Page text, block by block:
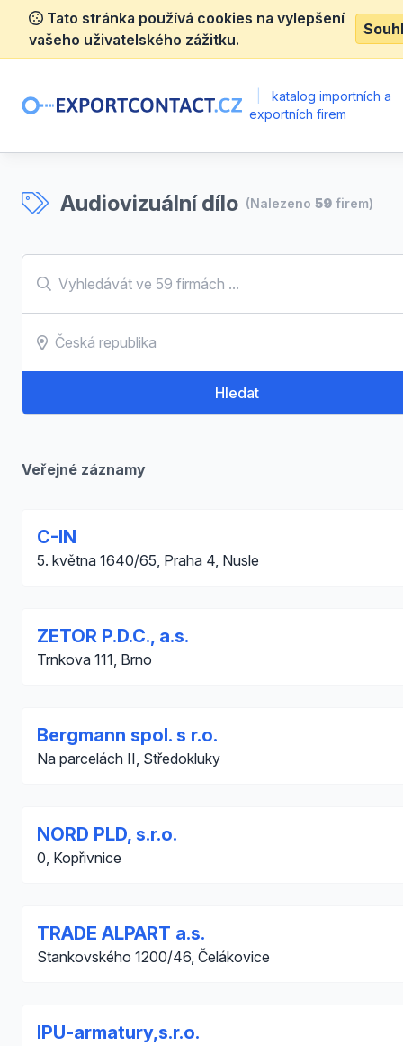
Tato stránka používá cookies na vylepšení
vašeho uživatelského zážitku.
katalog importních a
exportních firem
Audiovizuální dílo (Nalezeno 59 firem)
Hledat
Veřejné záznamy
C-IN
5. května 1640/65, Praha 4, Nusle
ZETOR P.D.C., a.s.
Trnkova 111, Brno
Bergmann spol. s r.o.
Na parcelách II, Středokluky
NORD PLD, s.r.o.
0, Kopřivnice
TRADE ALPART a.s.
Stankovského 1200/46, Čelákovice
IPU-armatury,s.r.o.